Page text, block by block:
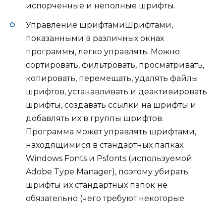
испорченные и неполные шрифты.
Управление шрифтамиШрифтами,
показанными в различных окнах
программы, легко управлять. Можно
сортировать, фильтровать, просматривать,
копировать, перемещать, удалять файлы
шрифтов, устанавливать и деактивировать
шрифты, создавать ссылки на шрифты и
добавлять их в группы шрифтов.
Программа может управлять шрифтами,
находящимися в стандартных папках
Windows Fonts и Psfonts (используемой
Adobe Type Manager), поэтому убирать
шрифты их стандартных папок не
обязательно (чего требуют некоторые